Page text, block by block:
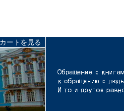
カートを見る